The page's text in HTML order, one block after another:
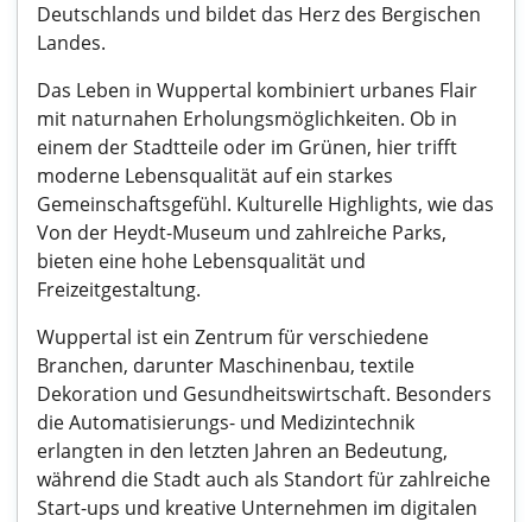
Deutschlands und bildet das Herz des Bergischen
Landes.
Das Leben in Wuppertal kombiniert urbanes Flair
mit naturnahen Erholungsmöglichkeiten. Ob in
einem der Stadtteile oder im Grünen, hier trifft
moderne Lebensqualität auf ein starkes
Gemeinschaftsgefühl. Kulturelle Highlights, wie das
Von der Heydt-Museum und zahlreiche Parks,
bieten eine hohe Lebensqualität und
Freizeitgestaltung.
Wuppertal ist ein Zentrum für verschiedene
Branchen, darunter Maschinenbau, textile
Dekoration und Gesundheitswirtschaft. Besonders
die Automatisierungs- und Medizintechnik
erlangten in den letzten Jahren an Bedeutung,
während die Stadt auch als Standort für zahlreiche
Start-ups und kreative Unternehmen im digitalen